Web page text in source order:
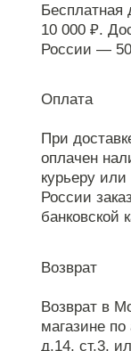
Бесплатная
10 000 ₽.
России —
Оплата
При
оплачен
курьеру
России
банковской
Возврат
Возврат в
магазине
д.14, ст.3,